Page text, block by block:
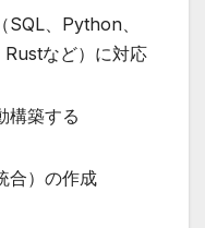
SQL、Python、
など）に対応
構築する
合）の作成